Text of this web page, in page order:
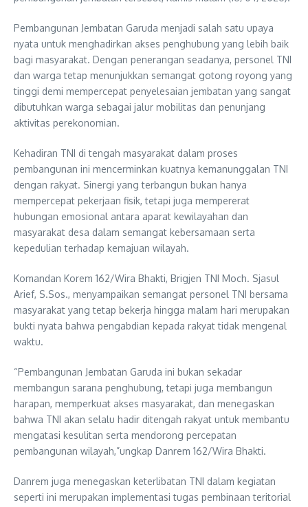
Pembangunan Jembatan Garuda menjadi salah satu upaya
nyata untuk menghadirkan akses penghubung yang lebih baik
bagi masyarakat. Dengan penerangan seadanya, personel TNI
dan warga tetap menunjukkan semangat gotong royong yang
tinggi demi mempercepat penyelesaian jembatan yang sangat
dibutuhkan warga sebagai jalur mobilitas dan penunjang
aktivitas perekonomian.
Kehadiran TNI di tengah masyarakat dalam proses
pembangunan ini mencerminkan kuatnya kemanunggalan TNI
dengan rakyat. Sinergi yang terbangun bukan hanya
mempercepat pekerjaan fisik, tetapi juga mempererat
hubungan emosional antara aparat kewilayahan dan
masyarakat desa dalam semangat kebersamaan serta
kepedulian terhadap kemajuan wilayah.
Komandan Korem 162/Wira Bhakti, Brigjen TNI Moch. Sjasul
Arief, S.Sos., menyampaikan semangat personel TNI bersama
masyarakat yang tetap bekerja hingga malam hari merupakan
bukti nyata bahwa pengabdian kepada rakyat tidak mengenal
waktu.
“Pembangunan Jembatan Garuda ini bukan sekadar
membangun sarana penghubung, tetapi juga membangun
harapan, memperkuat akses masyarakat, dan menegaskan
bahwa TNI akan selalu hadir ditengah rakyat untuk membantu
mengatasi kesulitan serta mendorong percepatan
pembangunan wilayah,”ungkap Danrem 162/Wira Bhakti.
Danrem juga menegaskan keterlibatan TNI dalam kegiatan
seperti ini merupakan implementasi tugas pembinaan teritorial